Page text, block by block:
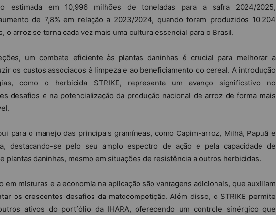
estimada em 10,996 milhões de toneladas para a safra 2024/2025,
de 7,8% em relação a 2023/2024, quando foram produzidos 10,204
o arroz se torna cada vez mais uma cultura essencial para o Brasil.
um combate eficiente às plantas daninhas é crucial para melhorar a
os custos associados à limpeza e ao beneficiamento do cereal. A introdução
como o herbicida STRIKE, representa um avanço significativo no
desafios e na potencialização da produção nacional de arroz de forma mais
para o manejo das principais gramíneas, como Capim-arroz, Milhã, Papuã e
destacando-se pelo seu amplo espectro de ação e pela capacidade de
plantas daninhas, mesmo em situações de resistência a outros herbicidas.
em misturas e a economia na aplicação são vantagens adicionais, que auxiliam
os crescentes desafios da matocompetição. Além disso, o STRIKE permite
ativos do portfólio da IHARA, oferecendo um controle sinérgico que